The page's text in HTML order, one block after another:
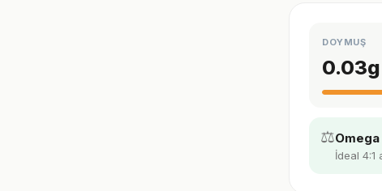
DOYMUŞ
0.03g
⚖️Omega
İdeal 4:1